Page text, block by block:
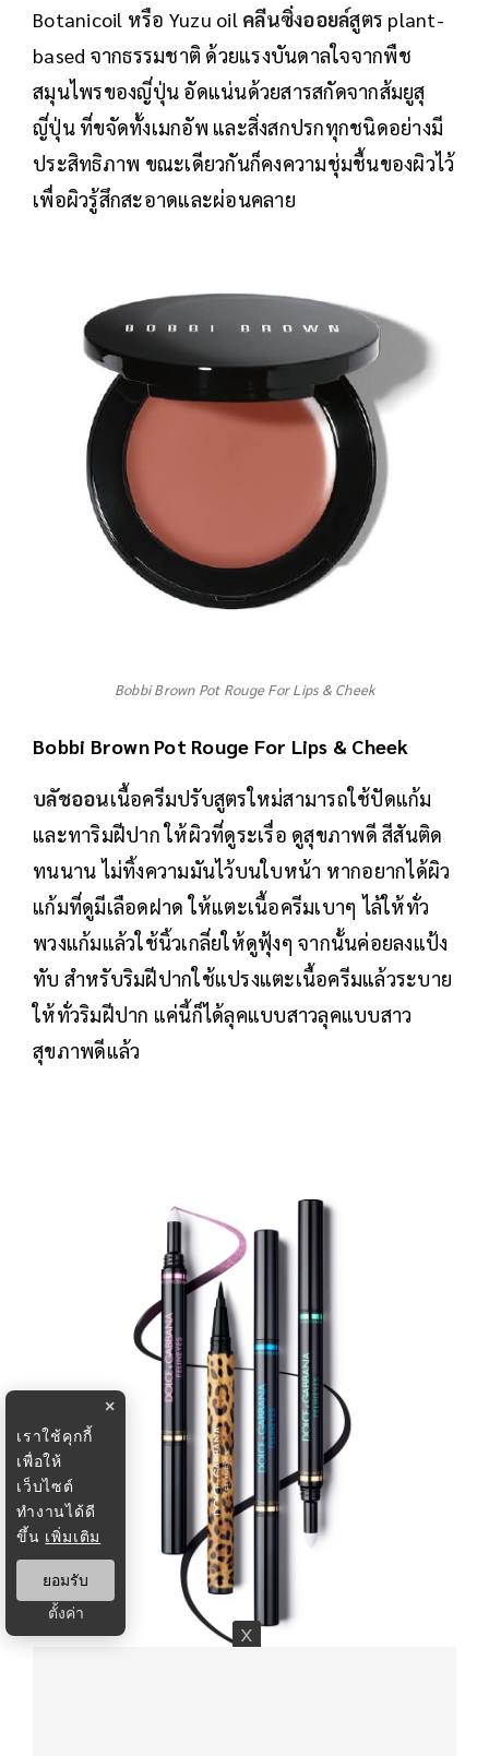
Botanicoil หรือ Yuzu oil คลีนซิ่งออยล์สูตร plant-
based จากธรรมชาติ ด้วยแรงบันดาลใจจากพืช
สมุนไพรของญี่ปุ่น อัดแน่นด้วยสารสกัดจากส้มยูสุ
ญี่ปุ่น ที่ขจัดทั้งเมกอัพ และสิ่งสกปรกทุกชนิดอย่างมี
ประสิทธิภาพ ขณะเดียวกันก็คงความชุ่มชื้นของผิวไว้
เพื่อผิวรู้สึกสะอาดและผ่อนคลาย
Bobbi Brown Pot Rouge For Lips & Cheek
Bobbi Brown Pot Rouge For Lips & Cheek
บลัชออนเนื้อครีมปรับสูตรใหม่สามารถใช้ปัดแก้ม
และทาริมฝีปาก ให้ผิวที่ดูระเรื่อ ดูสุขภาพดี สีสันติด
ทนนาน ไม่ทิ้งความมันไว้บนใบหน้า หากอยากได้ผิว
แก้มที่ดูมีเลือดฝาด ให้แตะเนื้อครีมเบาๆ ไล้ให้ทั่ว
พวงแก้มแล้วใช้นิ้วเกลี่ยให้ดูฟุ้งๆ จากนั้นค่อยลงแป้ง
ทับ สำหรับริมฝีปากใช้แปรงแตะเนื้อครีมแล้วระบาย
ให้ทั่วริมฝีปาก แค่นี้ก็ได้ลุคแบบสาวลุคแบบสาว
สุขภาพดีแล้ว
×
เราใช้คุกกี้
เพื่อให้
เว็บไซต์
ทำงานได้ดี
ขึ้น เพิ่มเติม
ยอมรับ
ตั้งค่า